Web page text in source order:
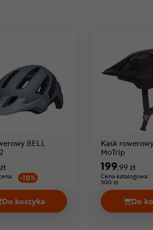
Pro Sense MIPS Cena 699,99 zł
BELL
-10%
Do koszyka
Kask rowerowy BELL Nomad 2 Cena
Kask
MoTrip
199,99 zł
Cena katalogowa:
300 zł
Do